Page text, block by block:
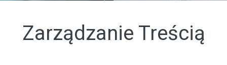
Zarządzanie Treścią